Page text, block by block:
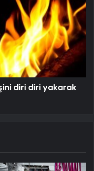
diri diri yakarak